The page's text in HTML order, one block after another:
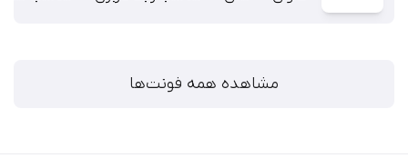
مشاهده همه فونت‌ها